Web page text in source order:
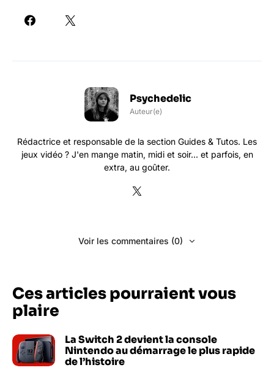
Psychedelic
Auteur(e)
Rédactrice et responsable de la section Guides & Tutos. Les
jeux vidéo ? J'en mange matin, midi et soir... et parfois, en
extra, au goûter.
Voir les commentaires (0)
Ces articles pourraient vous
plaire
La Switch 2 devient la console
Nintendo au démarrage le plus rapide
de l’histoire